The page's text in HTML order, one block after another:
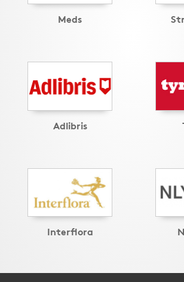
Meds
Adlibris
Interflora